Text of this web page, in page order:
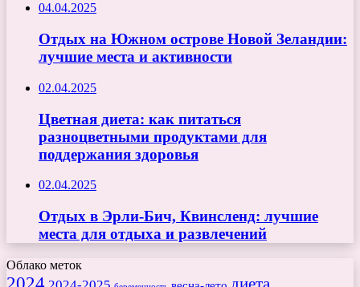
04.04.2025
Отдых на Южном острове Новой Зеландии:
лучшие места и активности
02.04.2025
Цветная диета: как питаться
разноцветными продуктами для
поддержания здоровья
02.04.2025
Отдых в Эрли-Бич, Квинсленд: лучшие
места для отдыха и развлечений
Облако меток
2024